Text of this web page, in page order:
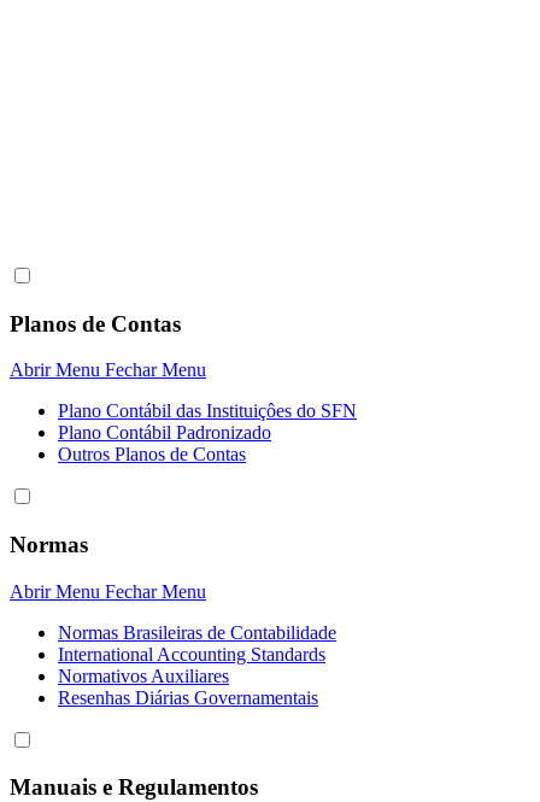
Planos de Contas
Abrir Menu Fechar Menu
Plano Contábil das Instituiçôes do SFN
Plano Contábil Padronizado
Outros Planos de Contas
Normas
Abrir Menu Fechar Menu
Normas Brasileiras de Contabilidade
International Accounting Standards
Normativos Auxiliares
Resenhas Diárias Governamentais
Manuais e Regulamentos